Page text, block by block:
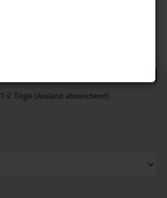
1-2 Tage(Ausland abweichend)